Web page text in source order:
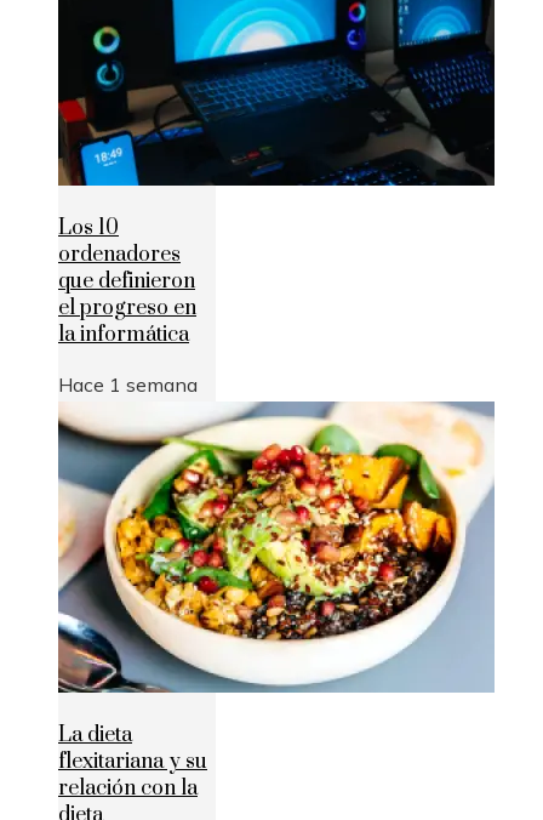
Los 10
ordenadores
que definieron
el progreso en
la informática
Hace 1 semana
La dieta
flexitariana y su
relación con la